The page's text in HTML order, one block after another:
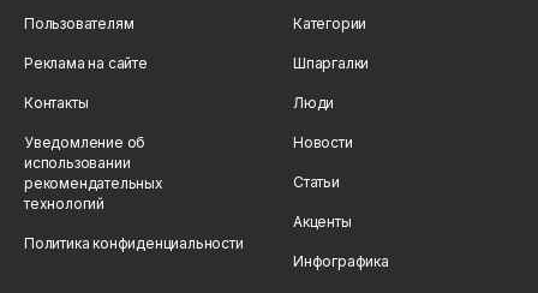
Пользователям
Реклама на сайте
Контакты
Уведомление об
использовании
рекомендательных
технологий
Политика конфиденциальности
Категории
Шпаргалки
Люди
Новости
Статьи
Акценты
Инфографика